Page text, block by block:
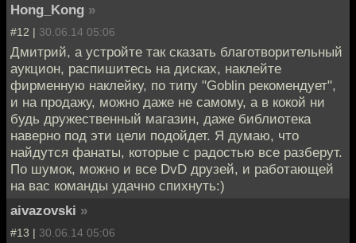
Hong_Kong »
#12 | 30.06.14 05:06
Дмитрий, а устройте так сказать благотворительный
аукцион, распишитесь на дисках, наклейте
фирменную наклейку, по типу "Goblin рекомендует",
и на продажу, можно даже не самому, а в кокой ни
будь дружественный магазин, даже библиотека
наверно под эти цели подойдет. Я думаю, что
найдутся фанаты, которые с радостью все разберут.
По шумок, можно и все DvD друзей, и работающей
на вас команды удачно спихнуть:)
aivazovski »
#13 | 30.06.14 05:06